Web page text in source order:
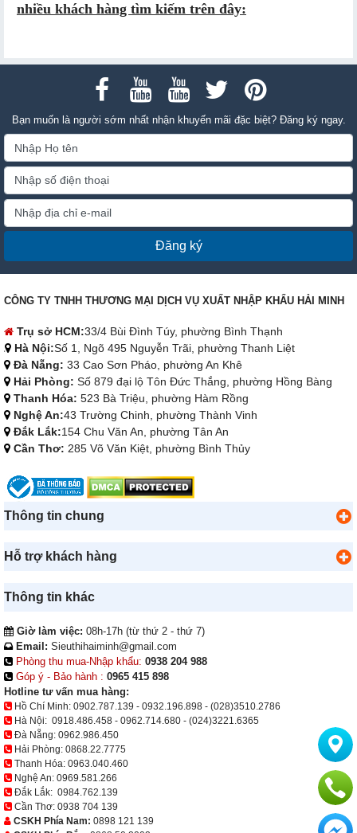
nhiều khách hàng tìm kiếm trên đây:
Bạn muốn là người sớm nhất nhận khuyến mãi đặc biệt? Đăng ký ngay.
Đăng ký
CÔNG TY TNHH THƯƠNG MẠI DỊCH VỤ XUẤT NHẬP KHẨU HẢI MINH
Trụ sở HCM:33/4 Bùi Đình Túy, phường Bình Thạnh
Hà Nội:Số 1, Ngõ 495 Nguyễn Trãi, phường Thanh Liệt
Đà Nẵng: 33 Cao Sơn Pháo, phường An Khê
Hải Phòng: Số 879 đại lộ Tôn Đức Thắng, phường Hồng Bàng
Thanh Hóa: 523 Bà Triệu, phường Hàm Rồng
Nghệ An:43 Trường Chinh, phường Thành Vinh
Đắk Lắk:154 Chu Văn An, phường Tân An
Cần Thơ: 285 Võ Văn Kiệt, phường Bình Thủy
Thông tin chung
Hỗ trợ khách hàng
Thông tin khác
Giờ làm việc: 08h-17h (từ thứ 2 - thứ 7)
Email: Sieuthihaiminh@gmail.com
Phòng thu mua-Nhập khẩu: 0938 204 988
Góp ý - Bảo hành : 0965 415 898
Hotline tư vấn mua hàng:
Hồ Chí Minh: 0902.787.139 - 0932.196.898 - (028)3510.2786
Hà Nội: 0918.486.458 - 0962.714.680 - (024)3221.6365
Đà Nẵng: 0962.986.450
Hải Phòng: 0868.22.7775
Thanh Hóa: 0963.040.460
Nghệ An: 0969.581.266
Đắk Lắk: 0984.762.139
Cần Thơ: 0938 704 139
CSKH Phía Nam: 0898 121 139